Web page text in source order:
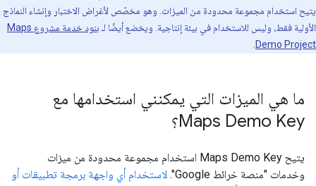
يتيح استخدام مجموعة محدودة من الميزات. وهو مخصّص لأغراض الاختبار وإنشاء النماذج
الأولية فقط، وليس للاستخدام في بيئة إنتاجية. ويخضع أيضًا لـ
بنود خدمة مشروع Maps
Demo Project
ما هي الميزات التي يمكنني استخدامها مع
Maps Demo Key؟
يتيح Maps Demo Key استخدام مجموعة محدودة من ميزات
وخدمات "منصة خرائط Google".
لاستخدام أي واجهة برمجة تطبيقات أو